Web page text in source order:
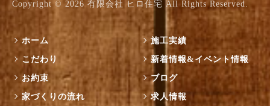
Copyright © 2026 有限会社 ヒロ住宅 All Rights Reserved.
ホーム
こだわり
お約束
家づくりの流れ
施工実績
新着情報&イベント情報
ブログ
求人情報